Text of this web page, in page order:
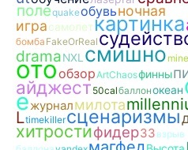
полеquakeобувьночная
играсамолеткартинка
бомба FakeOrReal
dramaNXLсмишно
отообзорArtChaosфинны
айджест 50calбаллонокеан
ежурналмилота
Ltimekillerсценаризмы
хитростифидерЗЗ взрыв